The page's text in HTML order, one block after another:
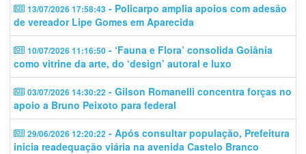
13/07/2026 17:58:43 - Policarpo amplia apoios com adesão
de vereador Lipe Gomes em Aparecida
10/07/2026 11:16:50 - ‘Fauna e Flora’ consolida Goiânia
como vitrine da arte, do ‘design’ autoral e luxo
03/07/2026 14:30:22 - Gilson Romanelli concentra forças no
apoio a Bruno Peixoto para federal
29/06/2026 12:20:22 - Após consultar população, Prefeitura
inicia readequação viária na avenida Castelo Branco